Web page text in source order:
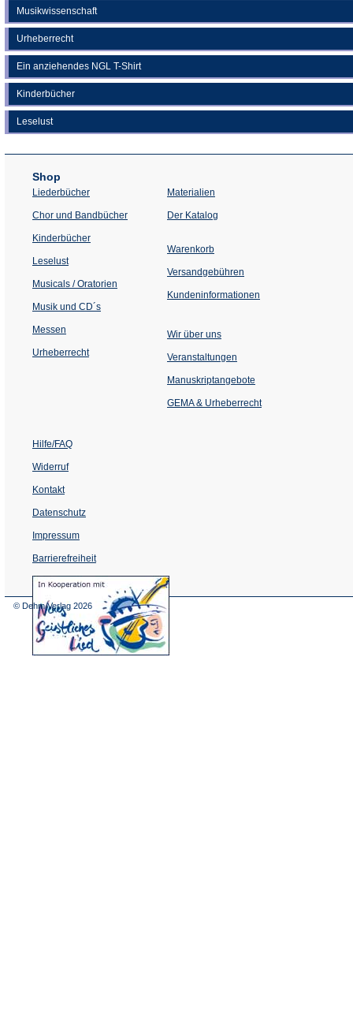
Musikwissenschaft
Urheberrecht
Ein anziehendes NGL T-Shirt
Kinderbücher
Leselust
Shop
Liederbücher
Chor und Bandbücher
Kinderbücher
Leselust
Musicals / Oratorien
Musik und CD´s
Messen
Urheberrecht
Materialien
Der Katalog
Warenkorb
Versandgebühren
Kundeninformationen
Wir über uns
Veranstaltungen
einem
Tab)
Manuskriptangebote
GEMA & Urheberrecht
Hilfe/FAQ
Widerruf
Kontakt
Datenschutz
Impressum
Barrierefreiheit
(Öffnet
in
© Dehm Verlag 2026